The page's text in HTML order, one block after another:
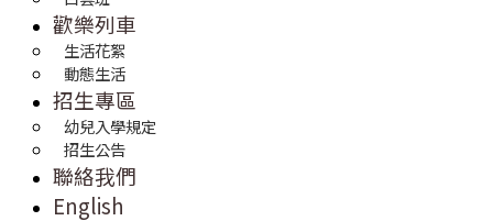
歡樂列車
生活花絮
動態生活
招生專區
幼兒入學規定
招生公告
聯絡我們
English